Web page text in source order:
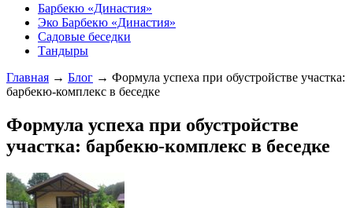
Барбекю «Династия»
Эко Барбекю «Династия»
Садовые беседки
Тандыры
Главная → Блог → Формула успеха при обустройстве участка:
барбекю-комплекс в беседке
Формула успеха при обустройстве
участка: барбекю-комплекс в беседке